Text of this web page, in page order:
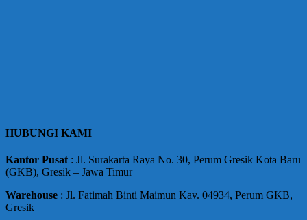
HUBUNGI KAMI
Kantor Pusat: Jl. Surakarta Raya No. 30, Perum Gresik Kota Baru
(GKB), Gresik – Jawa Timur
Warehouse : Jl. Fatimah Binti Maimun Kav. 04934, Perum GKB,
Gresik